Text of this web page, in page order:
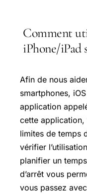
Comment
iPhone/iPad
Afin de nous
smartphones,
application
cette
limites de temps
vérifier
planifier un
d’arrêt vous
vous passez